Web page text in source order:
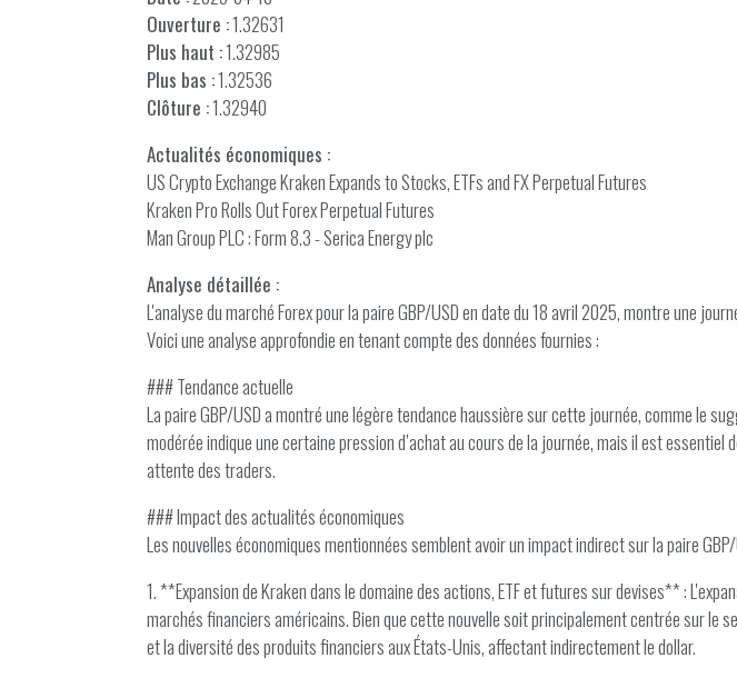
Ouverture :1.32631
Plus haut :1.32985
Plus bas :1.32536
Clôture :1.32940
Actualités économiques :
US Crypto Exchange Kraken Expands to Stocks, ETFs and FX Perpetual Futures
Kraken Pro Rolls Out Forex Perpetual Futures
Man Group PLC : Form 8.3 - Serica Energy plc
Analyse détaillée :
L'analyse du marché Forex pour la paire GBP/USD en date du 18 avril 2025, montre une
Voici une analyse approfondie en tenant compte des données fournies :
### Tendance actuelle
La paire GBP/USD a montré une légère tendance haussière sur cette journée, comme le
modérée indique une certaine pression d’achat au cours de la journée, mais il est
attente des traders.
### Impact des actualités économiques
Les nouvelles économiques mentionnées semblent avoir un impact indirect sur la paire GBP/
1. **Expansion de Kraken dans le domaine des actions, ETF et futures sur devises** :
marchés financiers américains. Bien que cette nouvelle soit principalement centrée sur
et la diversité des produits financiers aux États-Unis, affectant indirectement le dollar.